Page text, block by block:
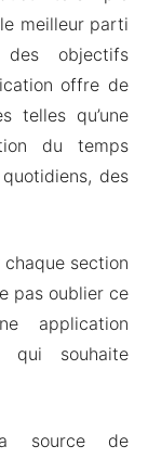
pour
meilleur parti
objectifs
offre de
telles qu’une
du temps
des
section
pas oublier ce
application
qui souhaite
source de